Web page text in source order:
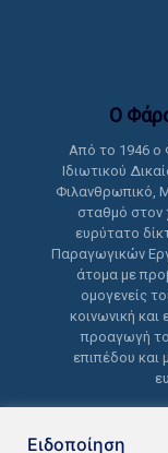
Ο
Από το 1946 ο
Ιδιωτικού
Φιλανθρωπικό,
σταθμό
ευρύτατο
Παραγωγικών
άτομα με
ομογενείς
κοινωνική
προαγωγή
επιπέδου και
Ειδοποίηση